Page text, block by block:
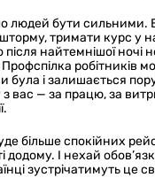
людей бути сильними.
тримати курс у
після найтемнішої ночі
робітників
була і залишається
вас — за працю, за
більше спокійних
додому. І нехай
зустрічатимуть це